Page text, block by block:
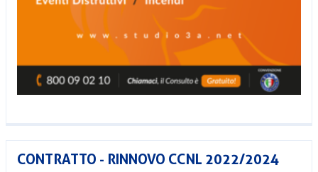
CONTRATTO - RINNOVO CCNL 2022/2024